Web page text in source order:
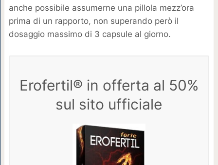
anche possibile assumerne una pillola mezz’ora
prima di un rapporto, non superando però il
dosaggio massimo di 3 capsule al giorno.
Erofertil® in offerta al 50%
sul sito ufficiale